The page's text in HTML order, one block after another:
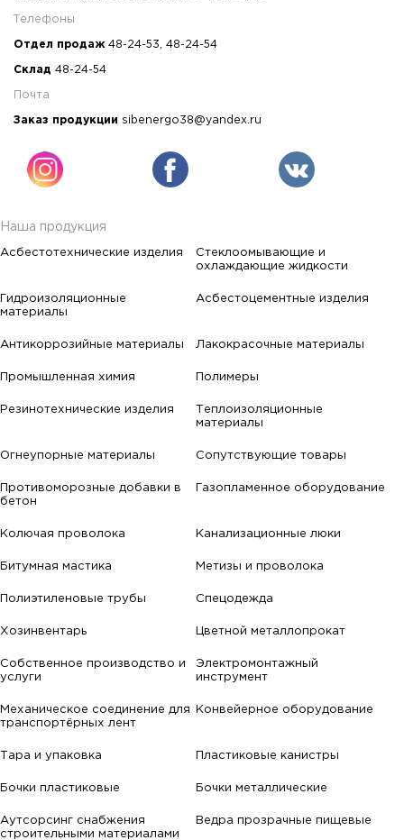
Телефоны
Отдел продаж 48-24-53 48-24-54
Склад 48-24-54
Почта
Заказ продукции sibenergo38@yandex.ru
Наша продукция
Асбестотехнические изделия
Стеклоомывающие и
охлаждающие жидкости
Гидроизоляционные
материалы
Асбестоцементные изделия
Антикоррозийные материалы Лакокрасочные материалы
Промышленная химия Полимеры
Резинотехнические изделия
Теплоизоляционные
материалы
Огнеупорные материалы Сопутствующие товары
Противоморозные добавки в
бетон
Газопламенное оборудование
Колючая проволока Канализационные люки
Битумная мастика Метизы и проволока
Полиэтиленовые трубы Спецодежда
Хозинвентарь Цветной металлопрокат
Собственное производство и
услуги
Электромонтажный
инструмент
Механическое соединение для
транспортёрных лент
Конвейерное оборудование
Тара и упаковка Пластиковые канистры
Бочки пластиковые Бочки металлические
Аутсорсинг снабжения
строительными материалами
Ведра прозрачные пищевые